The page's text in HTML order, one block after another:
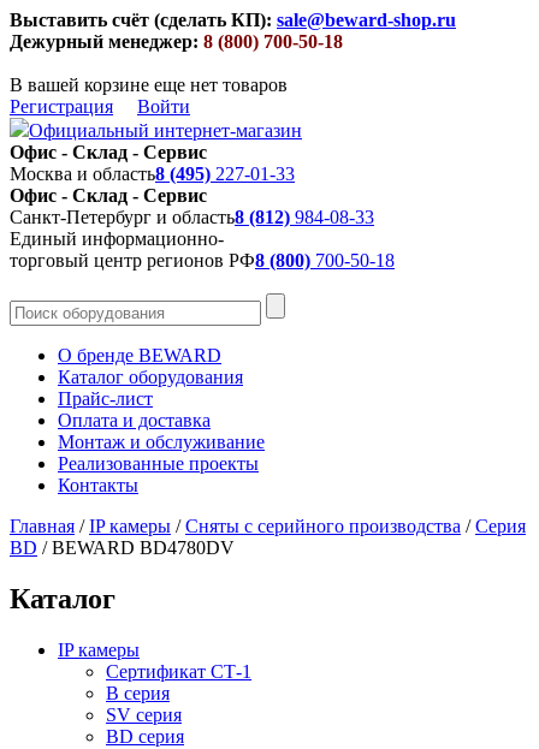
Выставить счёт (сделать КП): sale@beward-shop.ru
Дежурный менеджер: 8 (800) 700-50-18
В вашей корзине еще нет товаров
Регистрация
Войти
Официальный интернет-магазин
Офис - Склад - Сервис
Москва и область8 (495) 227-01-33
Офис - Склад - Сервис
Санкт-Петербург и область8 (812) 984-08-33
Единый информационно-
торговый центр регионов РФ8 (800) 700-50-18
О бренде BEWARD
Каталог оборудования
Прайс-лист
Оплата и доставка
Монтаж и обслуживание
Реализованные проекты
Контакты
Главная /IP камеры /Сняты с серийного производства /Серия
BD /BEWARD BD4780DV
Каталог
IP камеры
Сертификат СТ-1
B серия
SV серия
BD серия